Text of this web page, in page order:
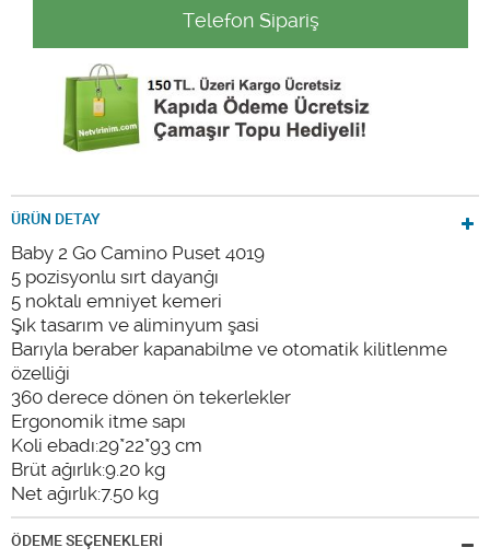
Telefon Sipariş
ÜRÜN DETAY
Baby 2 Go Camino Puset 4019
5 pozisyonlu sırt dayanğı
5 noktalı emniyet kemeri
Şık tasarım ve aliminyum şasi
Barıyla beraber kapanabilme ve otomatik kilitlenme
özelliği
360 derece dönen ön tekerlekler
Ergonomik itme sapı
Koli ebadı:29*22*93 cm
Brüt ağırlık:9.20 kg
Net ağırlık:7.50 kg
ÖDEME SEÇENEKLERİ